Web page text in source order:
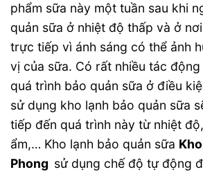
phẩm sữa này một tuần sau khi
quản sữa ở nhiệt độ thấp và ở
trực tiếp vì ánh sáng có thể ảnh
vị của sữa. Có rất nhiều tác
quá trình bảo quản sữa ở điều
sử dụng kho lạnh bảo quản sữa
tiếp đến quá trình này từ nhiệt
ẩm,… Kho lạnh bảo quản sữa
Phong sử dụng chế độ tự động